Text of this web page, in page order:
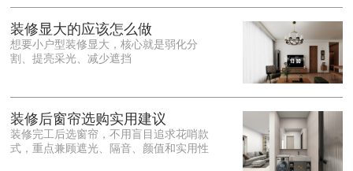
保耐用，抗风化、耐腐蚀，使用
装修显大的应该怎么做
想要小户型装修显大，核心就是弱化分
割、提亮采光、减少遮挡
装修后窗帘选购实用建议
装修完工后选窗帘，不用盲目追求花哨款
式，重点兼顾遮光、隔音、颜值和实用性